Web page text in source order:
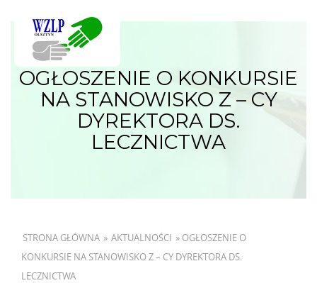
OGŁOSZENIE O KONKURSIE
NA STANOWISKO Z – CY
DYREKTORA DS.
LECZNICTWA
STRONA GŁÓWNA » AKTUALNOŚCI » OGŁOSZENIE O
KONKURSIE NA STANOWISKO Z – CY DYREKTORA DS.
LECZNICTWA